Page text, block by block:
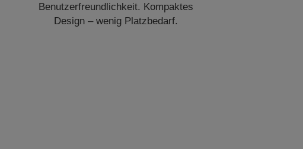
Benutzerfreundlichkeit. Kompaktes
Design – wenig Platzbedarf.